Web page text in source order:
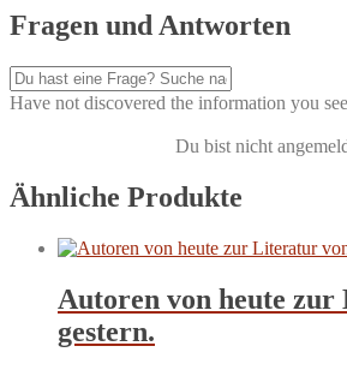
Fragen und Antworten
Have not discovered the information you
Du bist nicht
Ähnliche Produkte
Autoren von heute
gestern.